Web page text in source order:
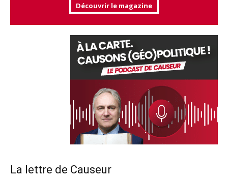
Découvrir le magazine
La lettre de Causeur